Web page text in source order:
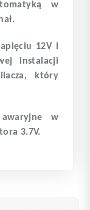
w
12V i
instalacji
który
w
3.7V.